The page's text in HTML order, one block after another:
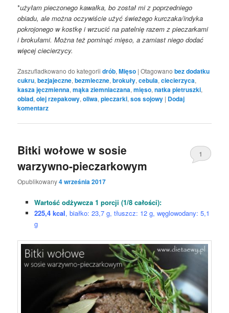
*użyłam pieczonego kawałka, bo został mi z poprzedniego
obiadu, ale można oczywiście użyć świeżego kurczaka/indyka
pokrojonego w kostkę i wrzucić na patelnię razem z pieczarkami
i brokułami. Można też pominąć mięso, a zamiast niego dodać
więcej ciecierzycy.
Zaszufladkowano do kategorii drób,Mięso |Otagowano bez dodatku
cukru,bezjajeczne,bezmleczne,brokuły,cebula,ciecierzyca,
kasza jęczmienna,mąka ziemniaczana,mięso,natka pietruszki,
obiad,olej rzepakowy,oliwa,pieczarki,sos sojowy | Dodaj
komentarz
Bitki wołowe w sosie
warzywno-pieczarkowym
Opublikowany4 września 2017
1
Wartość odżywcza 1 porcji (1/8 całości):
225,4 kcal, białko: 23,7 g, tłuszcz: 12 g, węglowodany: 5,1
g